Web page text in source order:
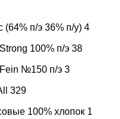
(64% п/э 36% п/у) 4
100% п/э 38
Fein №150 п/э 3
329
100% хлопок 1